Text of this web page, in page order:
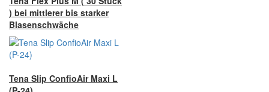
) bei mittlerer bis starker
Blasenschwäche
Tena Slip ConfioAir Maxi L